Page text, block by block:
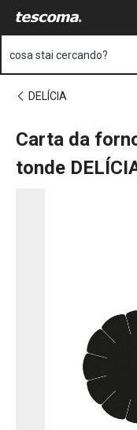
Vai
cosa stai cercando?
DELÍCIA
Carta da
tonde